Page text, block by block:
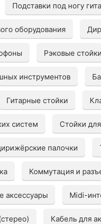
Подставки под ногу
оборудования
Рэковые
инструментов
Гитарные стойки
систем Стойки
палочки
Коммутация и
аксессуары Midi-
Кабель для